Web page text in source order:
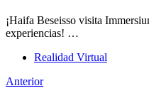
¡Haifa Beseisso visita
experiencias! …
Realidad Virtual
Anterior